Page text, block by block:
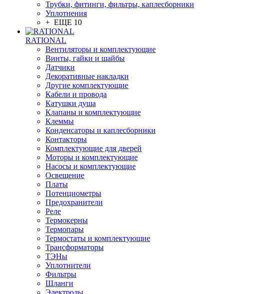
Трубки, фитинги, фильтры, каплесборники
Уплотнения
+ ЕЩЕ 10
RATIONAL
Вентиляторы и комплектующие
Винты, гайки и шайбы
Датчики
Декоративные накладки
Другие комплектующие
Кабели и провода
Катушки душа
Клапаны и комплектующие
Клеммы
Конденсаторы и каплесборники
Контакторы
Комплектующие для дверей
Моторы и комплектующие
Насосы и комплектующие
Освещение
Платы
Потенциометры
Предохранители
Реле
Термокерны
Термопары
Термостаты и комплектующие
Трансформаторы
ТЭНы
Уплотнители
Фильтры
Шланги
Электроды